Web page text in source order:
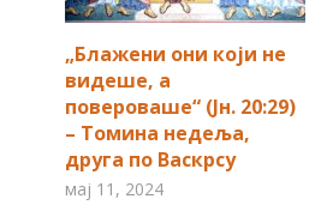
„Блажени они који не
видеше, а
повероваше“ (Јн. 20:29)
– Томина недеља,
друга по Васкрсу
мај 11, 2024